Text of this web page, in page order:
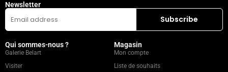
Newsletter
Qui sommes-nous ?
Galerie Belart
Visiter
Magasin
Mon compte
Liste de souhaits